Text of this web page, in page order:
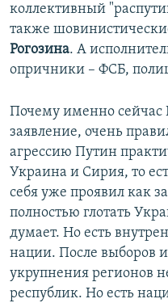
коллективный
также
Рогозина. А
опричники – ФСБ,
Почему именно сейчас
заявление, очень
агрессию Путин
Украина и Сирия, то
себя уже проявил как
полностью глотать
думает. Но есть
нации. После выборов
укрупнения регионов
республик. Но есть